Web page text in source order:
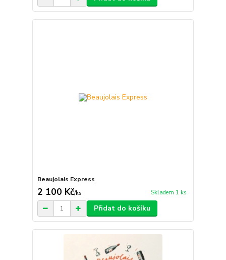
Beaujolais Express
2 100 Kč/ks Skladem 1 ks
Přidat do košíku